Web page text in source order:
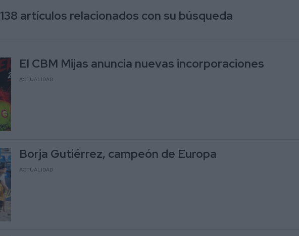
138 artículos relacionados con su búsqueda
El CBM Mijas anuncia nuevas incorporaciones
ACTUALIDAD
Borja Gutiérrez, campeón de Europa
ACTUALIDAD